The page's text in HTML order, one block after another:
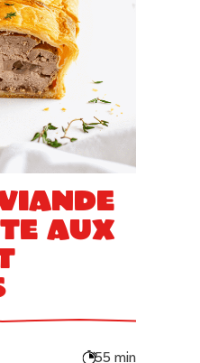
aux
55 min